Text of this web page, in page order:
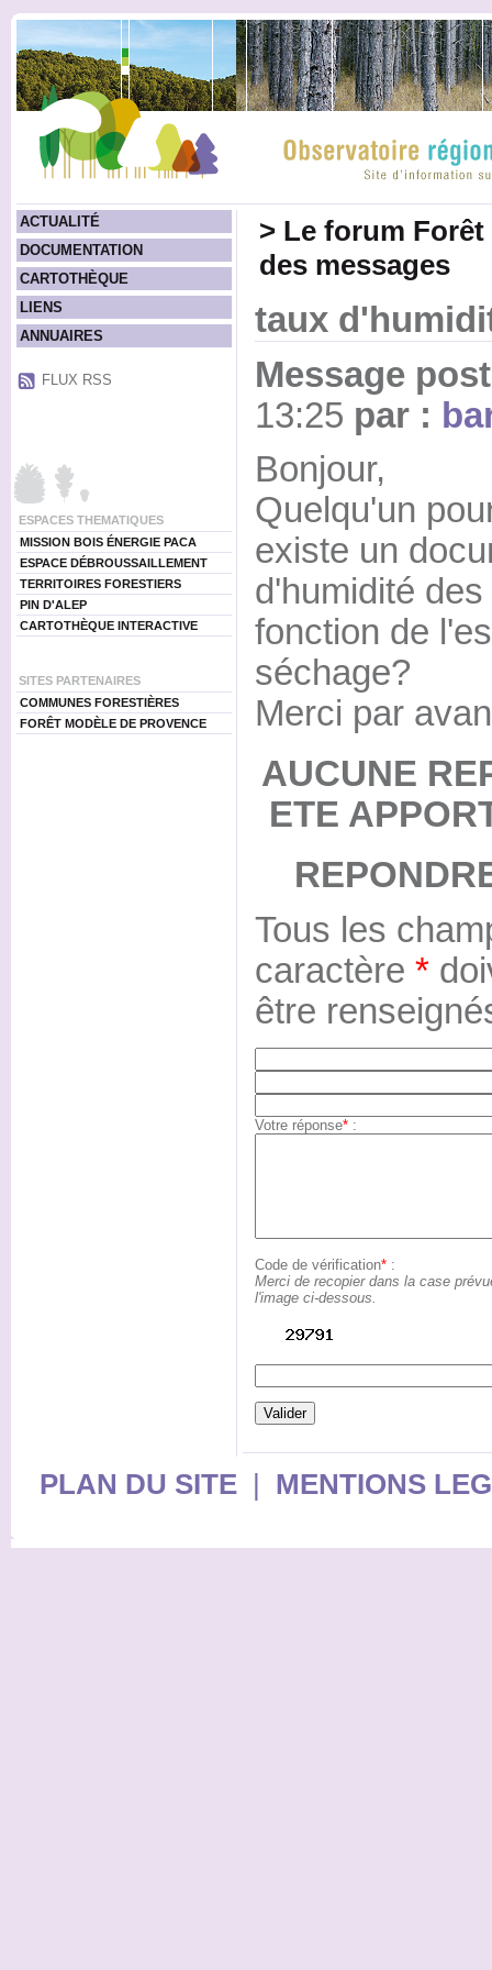
ACTUALITÉ
DOCUMENTATION
CARTOTHÈQUE
LIENS
ANNUAIRES
FLUX RSS
ESPACES THEMATIQUES
MISSION BOIS ÉNERGIE PACA
ESPACE DÉBROUSSAILLEMENT
TERRITOIRES FORESTIERS
PIN D'ALEP
CARTOTHÈQUE INTERACTIVE
SITES PARTENAIRES
COMMUNES FORESTIÈRES
FORÊT MODÈLE DE PROVENCE
> Le forum
des messages
taux
Message
13:25 par :
Bonjour,
Quelqu'un
existe un
d'humidité
fonction de
séchage?
Merci par
AUCUNE
ETE
Tous les
caractère *
être
Votre réponse*:
Code de vérification*:
Merci de recopier dans la case
l'image ci-dessous.
PLAN DU SITE| MENTIONS